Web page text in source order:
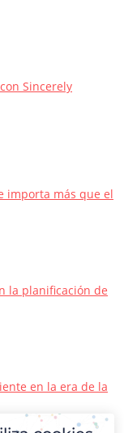
Sincerely
importa más que el
la planificación de
en la era de la